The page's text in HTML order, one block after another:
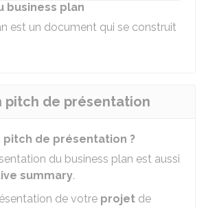
business plan
est un document qui se construit
pitch de présentation
pitch de présentation ?
du business plan est aussi
summary.
de votre projet de